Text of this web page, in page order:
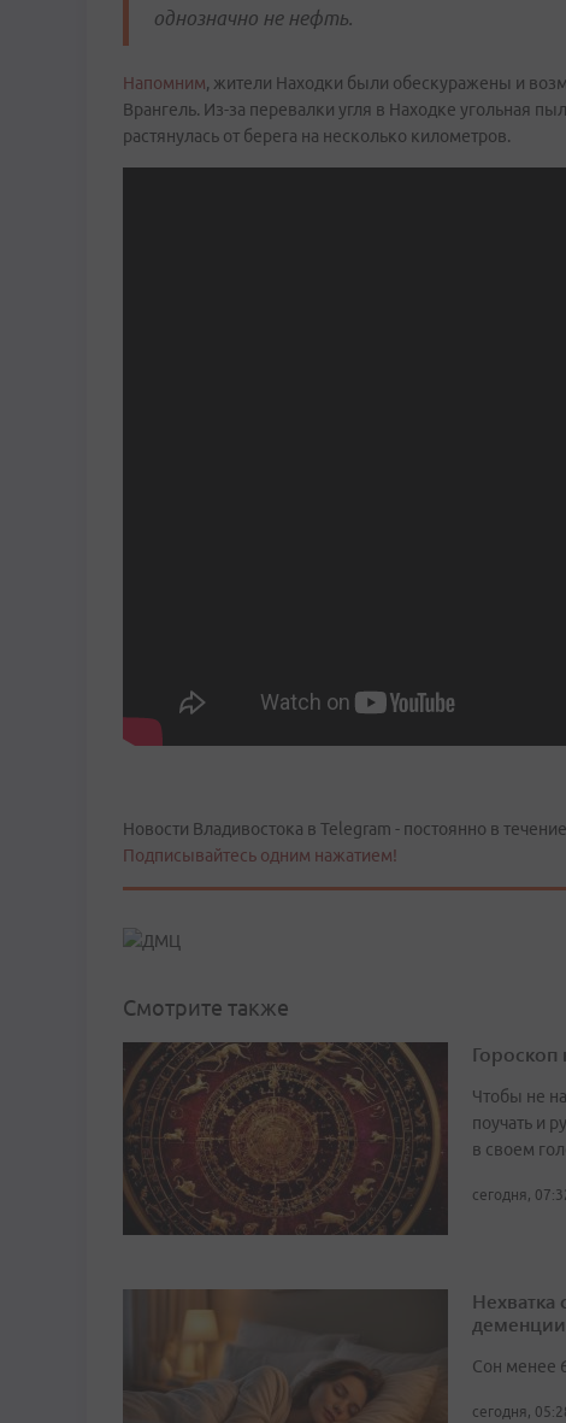
однозначно не нефть.
Напомним, жители Находки были обескуражены и
Врангель. Из-за перевалки угля в Находке угольная
растянулась от берега на несколько километров.
Новости Владивостока в Telegram - постоянно в
Подписывайтесь одним нажатием!
Смотрите также
Гороскоп
Чтобы не
поучать и
в своем
сегодня,
деменции
Сон менее
сегодня,